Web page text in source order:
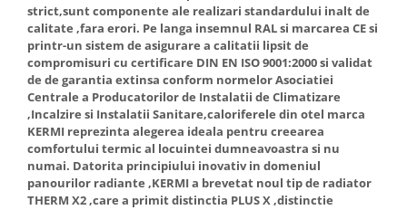
Puffer fara serpentina
Puffer 1 serpentina
Puffer 2 serpentine
Puffer cu serpentina pentru A.C.M.
Puffer pentru pompe de caldura
Aer conditionat
Dezumidificatoare
Aparate de Aer conditionat 9000
strict,sunt componente ale realizari standardului inalt de
calitate ,fara erori. Pe langa insemnul RAL si marcarea CE si
printr-un sistem de asigurare a calitatii lipsit de
compromisuri cu certificare DIN EN ISO 9001:2000 si validat
de de garantia extinsa conform normelor Asociatiei
Centrale a Producatorilor de Instalatii de Climatizare
,Incalzire si Instalatii Sanitare,caloriferele din otel marca
KERMI reprezinta alegerea ideala pentru creearea
comfortului termic al locuintei dumneavoastra si nu
numai. Datorita principiului inovativ in domeniul
panourilor radiante ,KERMI a brevetat noul tip de radiator
THERM X2 ,care a primit distinctia PLUS X ,distinctie